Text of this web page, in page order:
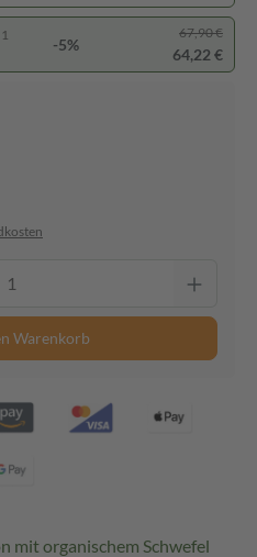
-5%
67,90 €
64,22 €
Warenkorb
mit organischem Schwefel